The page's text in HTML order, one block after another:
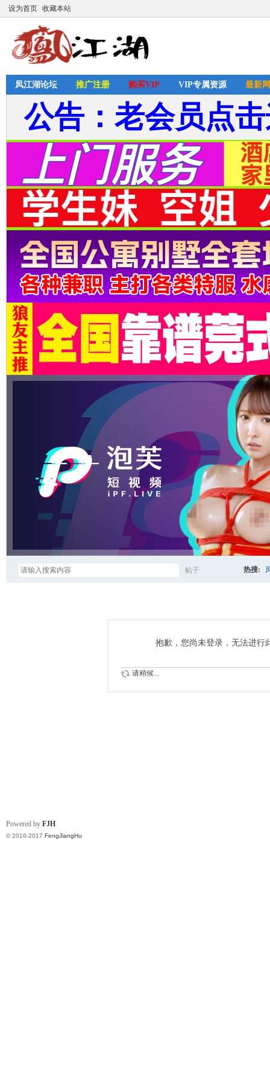
设为首页 收藏本站
凤江湖论坛 推广注册 购买VIP VIP专属资源 最新
公告：老会员点
帖子
索
热搜:
抱歉，您尚未登录，无法进行
请稍候...
Powered by FJH
© 2016-2017 FengJiangHu